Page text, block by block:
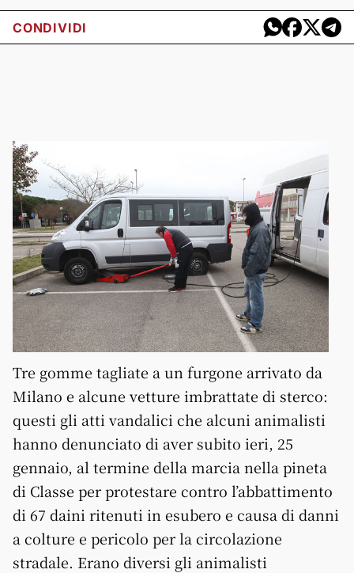
CONDIVIDI
Tre gomme tagliate a un furgone arrivato da
Milano e alcune vetture imbrattate di sterco:
questi gli atti vandalici che alcuni animalisti
hanno denunciato di aver subito ieri, 25
gennaio, al termine della marcia nella pineta
di Classe per protestare contro l’abbattimento
di 67 daini ritenuti in esubero e causa di danni
a colture e pericolo per la circolazione
stradale. Erano diversi gli animalisti